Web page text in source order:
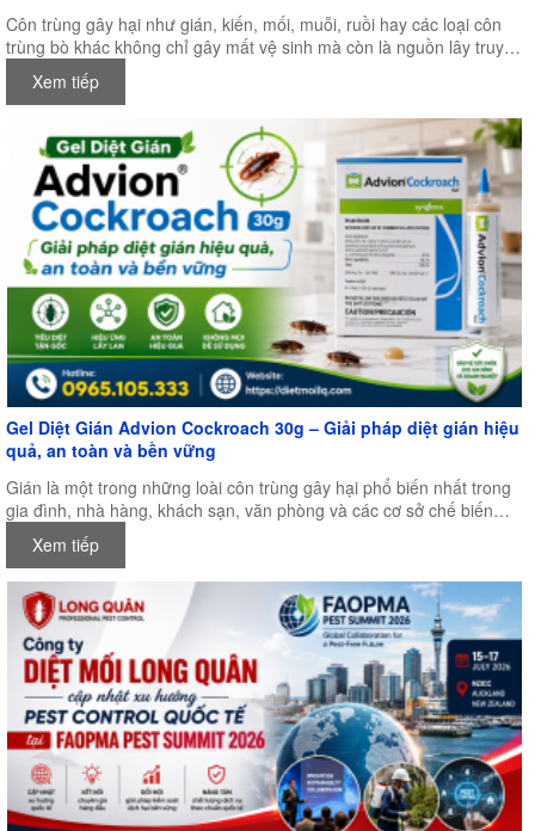
Côn trùng gây hại như gián, kiến, mối, muỗi, ruồi hay các loại côn
trùng bò khác không chỉ gây mất vệ sinh mà còn là nguồn lây truyền
nhiều bệnh nguy hiểm, ảnh hưởng trực tiếp đến sức khỏe con người
và hoạt động sản xuất kinh doanh. Chính vì vậy, việc lựa chọn một
loại thuốc diệt côn trùng chất lượng, an toàn và có hiệu quả lâu dài
là điều vô cùng quan trọng.
Xem tiếp
Gel Diệt Gián Advion Cockroach 30g – Giải pháp diệt gián hiệu
quả, an toàn và bền vững
Gián là một trong những loài côn trùng gây hại phổ biến nhất trong
gia đình, nhà hàng, khách sạn, văn phòng và các cơ sở chế biến
thực phẩm. Không chỉ gây mất vệ sinh, gián còn là vật trung gian
truyền nhiều loại vi khuẩn, nấm mốc và mầm bệnh nguy hiểm cho
con người. Chính vì vậy, việc lựa chọn một sản phẩm diệt gián hiệu
quả, an toàn và lâu dài luôn là mối quan tâm của nhiều người.
Xem tiếp